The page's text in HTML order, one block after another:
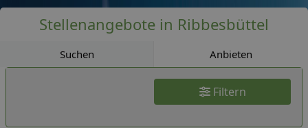
Stellenangebote in Ribbesbüttel
Suchen Anbieten
Filtern